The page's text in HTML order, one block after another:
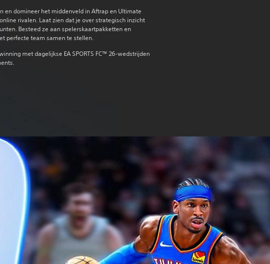
en domineer het middenveld in Aftrap en Ultimate
rivalen. Laat zien dat je over strategisch inzicht
Besteed ze aan spelerskaartpakketten en
perfecte team samen te stellen.
met dagelijkse EA SPORTS FC™ 26-wedstrijden